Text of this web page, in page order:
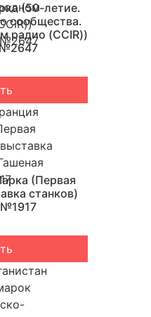
(50-летие.
сообщества.
радио (CCIR))
(Первая
станков)